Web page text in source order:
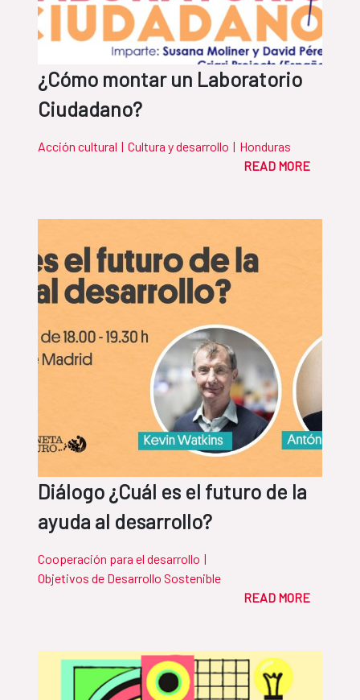
¿Cómo montar un Laboratorio
Ciudadano?
Acción cultural | Cultura y desarrollo | Honduras
READ MORE
Diálogo ¿Cuál es el futuro de la
ayuda al desarrollo?
Cooperación para el desarrollo |
Objetivos de Desarrollo Sostenible
READ MORE